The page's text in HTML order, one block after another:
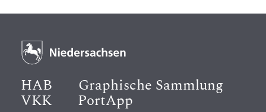
HAB Graphische Sammlung
VKK PortApp